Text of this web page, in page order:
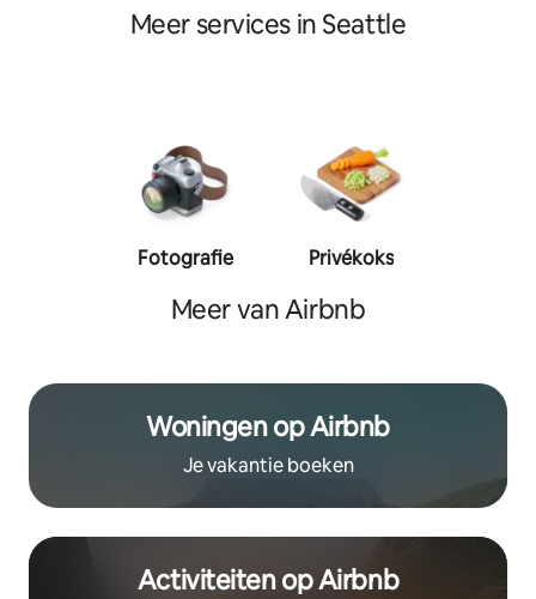
Meer services in Seattle
Fotografie Privékoks
Meer van Airbnb
Woningen op Airbnb
Je vakantie boeken
Activiteiten op Airbnb